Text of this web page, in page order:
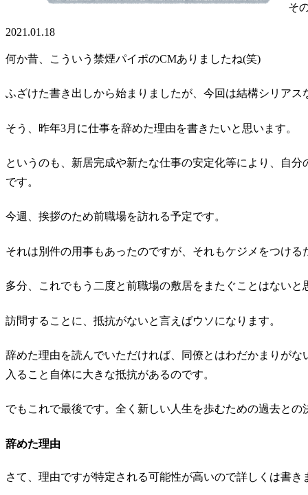
そ
2021.01.18
何か昔、こういう禁煙パイポのCMありましたね(笑)
ふざけた書き出しから始まりましたが、今回は結構シリアス
そう、昨年3月に仕事を辞めた理由を書きたいと思います。
というのも、新居完成や新たな仕事の安定化等により、自
です。
今週、挨拶のため前職場を訪れる予定です。
それは別件の用事もあったのですが、それもケジメをつける
多分、これでもう二度と前職場の敷居をまたぐことはないと
訪問することに、抵抗がないと言えばウソになります。
辞めた理由を読んでいただければ、同僚とはわだかまりが
入ること自体に大きな抵抗があるのです。
でもこれで最後です。全く新しい人生を歩むための過去との
辞めた理由
さて、理由ですが特定される可能性が高いので詳しくは書き